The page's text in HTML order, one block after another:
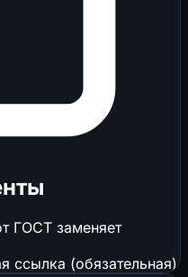
ГОСТ заменяет
ссылка (обязательная)